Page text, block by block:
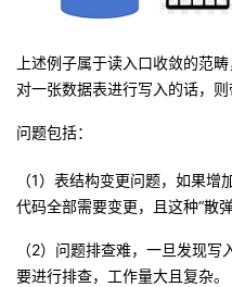
上述例子属于读入口收敛的范
对一张数据表进行写入的话，则
问题包括：
（1）表结构变更问题，如果
代码全部需要变更，且这种“散
（2）问题排查难，一旦发现
要进行排查，工作量大且复杂。